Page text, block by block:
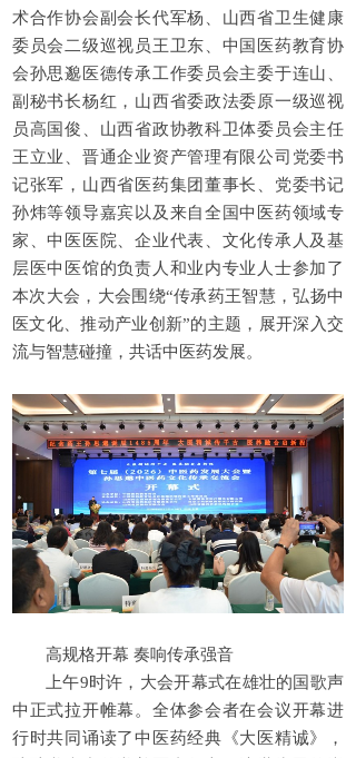
术合作协会副会长代军杨、山西省卫生健康
委员会二级巡视员王卫东、中国医药教育协
会孙思邈医德传承工作委员会主委于连山、
副秘书长杨红，山西省委政法委原一级巡视
员高国俊、山西省政协教科卫体委员会主任
王立业、晋通企业资产管理有限公司党委书
记张军，山西省医药集团董事长、党委书记
孙炜等领导嘉宾以及来自全国中医药领域专
家、中医医院、企业代表、文化传承人及基
层医中医馆的负责人和业内专业人士参加了
本次大会，大会围绕“传承药王智慧，弘扬中
医文化、推动产业创新”的主题，展开深入交
流与智慧碰撞，共话中医药发展。
高规格开幕 奏响传承强音
上午9时许，大会开幕式在雄壮的国歌声
中正式拉开帷幕。全体参会者在会议开幕进
行时共同诵读了中医药经典《大医精诚》，